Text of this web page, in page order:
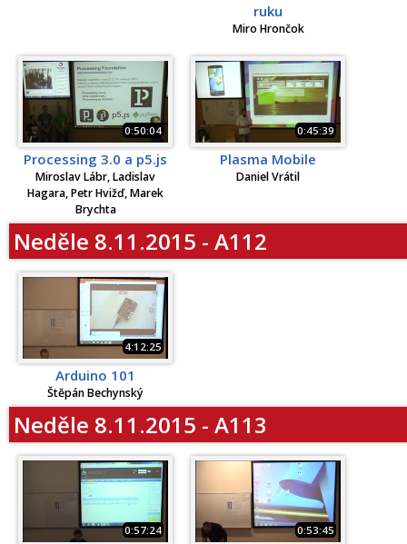
ruku
Miro Hrončok
0:50:04
Processing 3.0 a p5.js
Miroslav Lábr, Ladislav
Hagara, Petr Hvižď, Marek
Brychta
0:45:39
Plasma Mobile
Daniel Vrátil
Neděle 8.11.2015 - A112
4:12:25
Arduino 101
Štěpán Bechynský
Neděle 8.11.2015 - A113
0:57:24 0:53:45